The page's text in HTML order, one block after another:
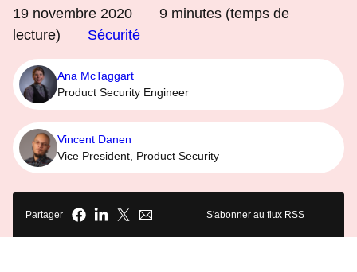
19 novembre 2020 9 minutes (temps de
lecture)
Sécurité
Ana McTaggart
Product Security Engineer
Vincent Danen
Vice President, Product Security
Partager S'abonner au flux RSS